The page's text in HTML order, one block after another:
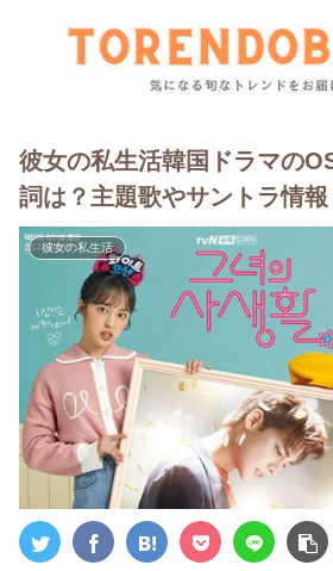
彼女の私生活韓国ドラマの
詞は？主題歌やサントラ情報
彼女の私生活